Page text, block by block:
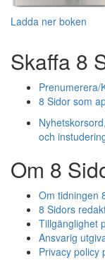
Ladda ner boken
Skaffa 8
Prenumerera/
8 Sidor som
och
Om 8
Om tidningen
8 Sidors
Tillgänglighet
Ansvarig
Privacy policy